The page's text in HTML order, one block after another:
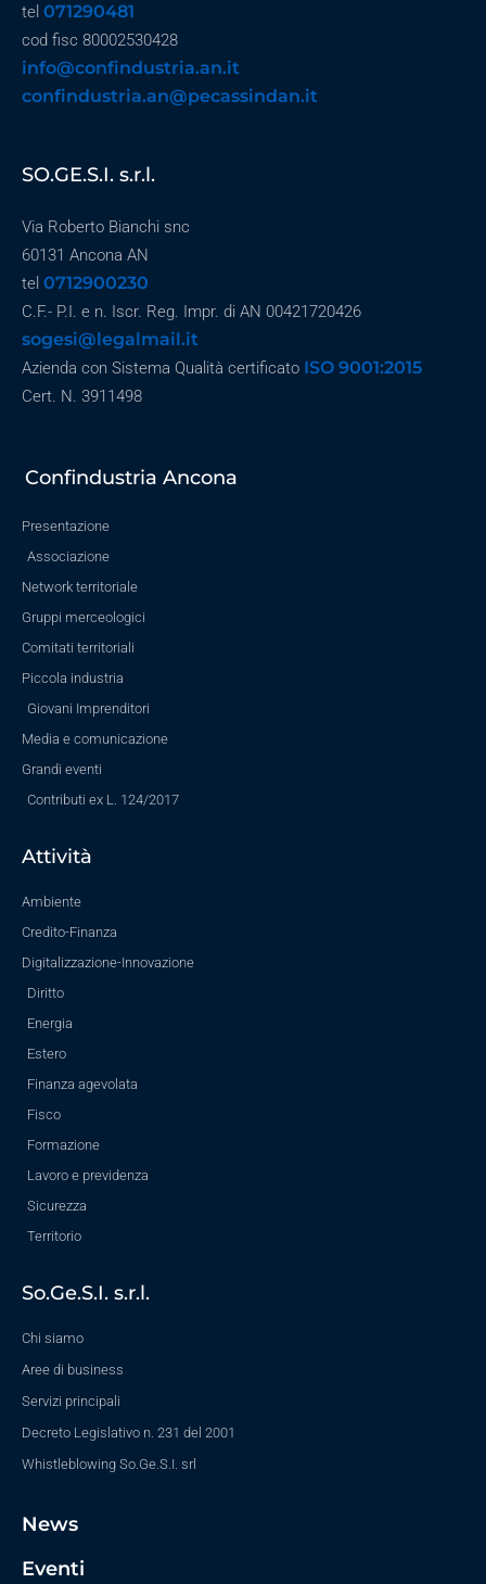
tel 071290481
cod fisc 80002530428
info@confindustria.an.it
confindustria.an@pecassindan.it
SO.GE.S.I. s.r.l.
Via Roberto Bianchi snc
60131 Ancona AN
tel 0712900230
C.F.- P.I. e n. Iscr. Reg. Impr. di AN 00421720426
sogesi@legalmail.it
Azienda con Sistema Qualità certificato ISO 9001:2015
Cert. N. 3911498
Confindustria Ancona
Presentazione
Associazione
Network territoriale
Gruppi merceologici
Comitati territoriali
Piccola industria
Giovani Imprenditori
Media e comunicazione
Grandi eventi
Contributi ex L. 124/2017
Attività
Ambiente
Credito-Finanza
Digitalizzazione-Innovazione
Diritto
Energia
Estero
Finanza agevolata
Fisco
Formazione
Lavoro e previdenza
Sicurezza
Territorio
So.Ge.S.I. s.r.l.
Chi siamo
Aree di business
Servizi principali
Decreto Legislativo n. 231 del 2001
Whistleblowing So.Ge.S.I. srl
News
Eventi